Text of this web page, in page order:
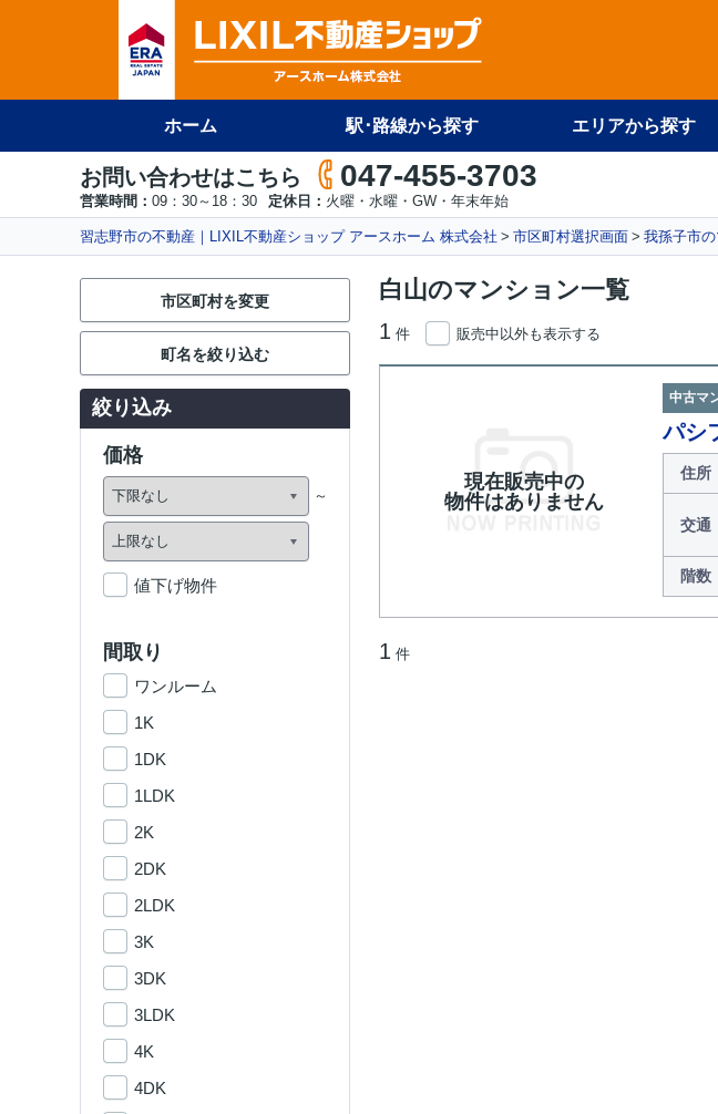
ホーム 駅･路線から探す エリアから探す
お問い合わせはこちら 047-455-3703
営業時間： 09：30～18：30 定休日： 火曜・水曜・GW・年末年始
習志野市の不動産｜LIXIL不動産ショップ アースホーム 株式会社 市区町村選択画面 我孫子市
白山のマンション一覧
1 件 販売中以外も表示する
現在販売中の
物件はありません
中古マ
パシ
住所
交通
階数
1 件
市区町村を変更
町名を絞り込む
絞り込み
価格
値下げ物件
間取り
ワンルーム
1K
1DK
1LDK
2K
2DK
2LDK
3K
3DK
3LDK
4K
4DK